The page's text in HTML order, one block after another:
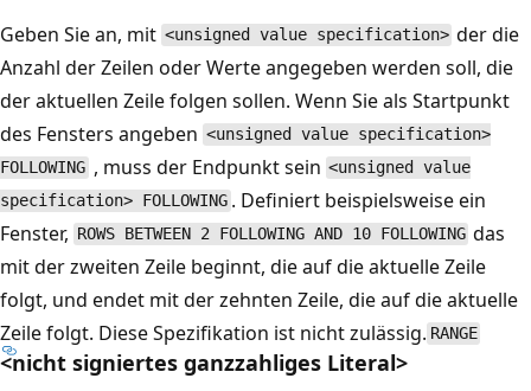
Geben Sie an, mit <unsigned value specification> der die
Anzahl der Zeilen oder Werte angegeben werden soll, die
der aktuellen Zeile folgen sollen. Wenn Sie als Startpunkt
des Fensters angeben <unsigned value specification>
FOLLOWING , muss der Endpunkt sein <unsigned value
specification> FOLLOWING . Definiert beispielsweise ein
Fenster, ROWS BETWEEN 2 FOLLOWING AND 10 FOLLOWING das
mit der zweiten Zeile beginnt, die auf die aktuelle Zeile
folgt, und endet mit der zehnten Zeile, die auf die aktuelle
Zeile folgt. Diese Spezifikation ist nicht zulässig. RANGE
<nicht signiertes ganzzahliges Literal>